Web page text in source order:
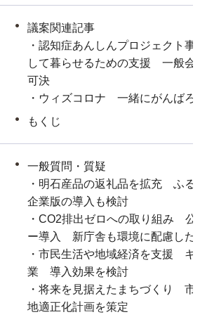
議案関連記事
・認知症あんしんプロジェクト
して暮らせるための支援 一般会
可決
・ウィズコロナ 一緒にがんば
もくじ
一般質問・質疑
・明石産品の返礼品を拡充 ふ
企業版の導入も検討
・CO2排出ゼロへの取り組み
ー導入 新庁舎も環境に配慮した
・市民生活や地域経済を支援 キ
業 導入効果を検討
・将来を見据えたまちづくり
地適正化計画を策定